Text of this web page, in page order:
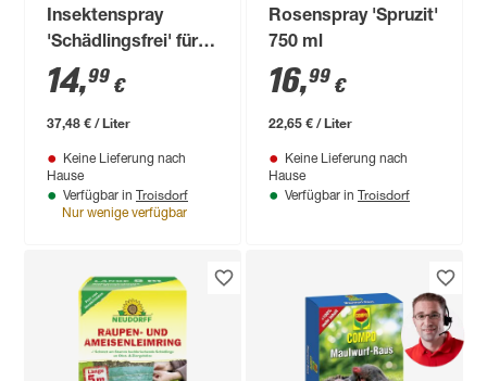
Insektenspray
'Schädlingsfrei' für
Orchideen und
Zierpflanzen 400 ml
14,99 €
37,48 € / Liter
Keine Lieferung nach
Hause
Verfügbar in Troisdorf
Nur wenige verfügbar
Rosenspray 'Spruzit'
750 ml
16,99 €
22,65 € / Liter
Keine Lieferung nach
Hause
Verfügbar in Troisdorf